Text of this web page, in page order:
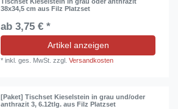
38x34,5 cm aus Filz Platzset
ab 3,75 € *
Artikel anzeigen
*inkl. ges. MwSt. zzgl.Versandkosten
[Paket] Tischset Kieselstein in grau und/oder
anthrazit 3, 6.12tlg. aus Filz Platzset